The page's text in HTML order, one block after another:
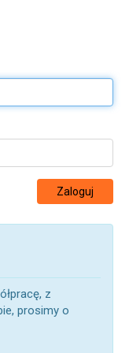
Zaloguj
z
prosimy o